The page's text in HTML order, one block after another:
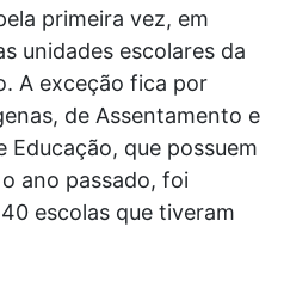
primeira vez, em
unidades escolares da
A exceção fica por
de Assentamento e
que possuem
ano passado, foi
escolas que tiveram